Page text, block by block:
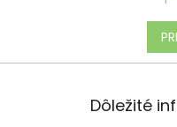
Dôležité